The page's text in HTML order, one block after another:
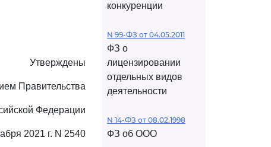
Утверждены
Правительства
Федерации
2021 г. N 2540
конкуренции
N 99-ФЗ от 04.05.2011
ФЗ о
лицензировании
отдельных видов
деятельности
N 14-ФЗ от 08.02.1998
ФЗ об ООО